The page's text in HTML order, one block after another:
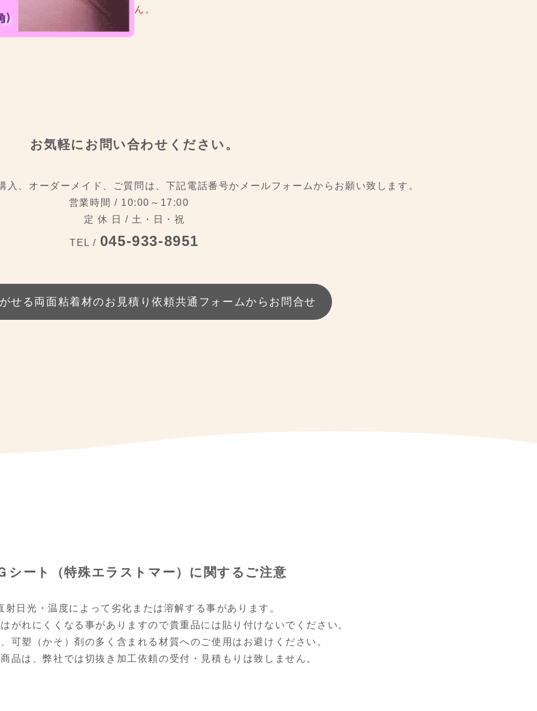
ん。
お気軽にお問い合わせください。
入、 オーダーメイド、ご質問は、 下記電話番号かメールフォームから お願い致します。
営業時間 / 10:00～17:00
定 休 日 / 土・日・祝
TEL / 045-933-8951
せる両面粘着材のお見積り依頼共通フォームから お問合せ
シート（特殊エラストマー）に 関するご注意
射日光・温度によって劣化または溶解する事があります。
がれにくくなる事がありますので貴重品には貼り付けないでください。
可塑（かそ）剤の多く含まれる材質へのご使用はお避けください。
品は、弊社では切抜き加工依頼の受付・見積もりは致しません。